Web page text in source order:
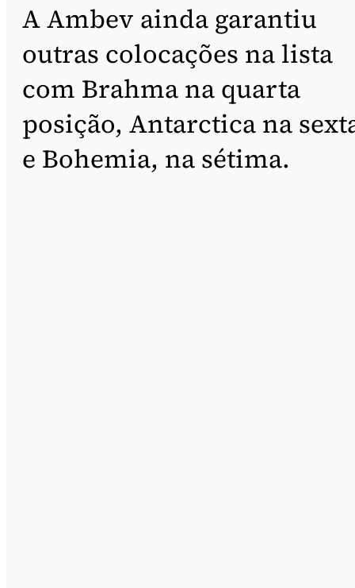
A Ambev ainda garantiu
outras colocações na lista
com Brahma na quarta
posição, Antarctica na
e Bohemia, na sétima.